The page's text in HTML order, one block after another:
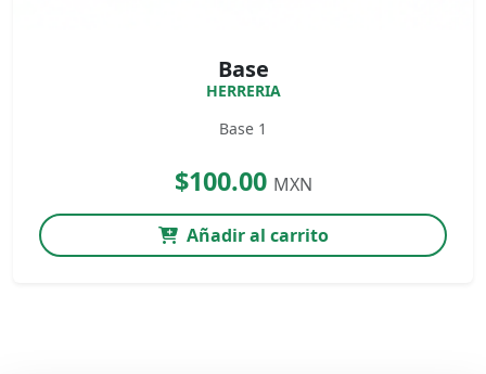
Base
HERRERIA
Base 1
$100.00 MXN
Añadir al carrito